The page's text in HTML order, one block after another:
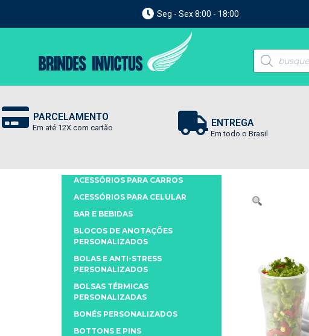
Seg - Sex 8:00 - 18:00
PARCELAMENTO
Em até 12X com cartão ENTREGA
Em todo o Brasil
ACESSÓRIOS PARA CARROS
ACESSÓRIOS PARA CELULAR
BAR E BEBIDAS
BLOCOS DE ANOTAÇÕES
PERSONALIZADOS
BOLAS E ANTI-STRESS
PERSONALIZADOS
BOLSAS TÉRMICAS
PERSONALIZADAS
BONÉS PERSONALIZADOS
BOTTONS E PINS